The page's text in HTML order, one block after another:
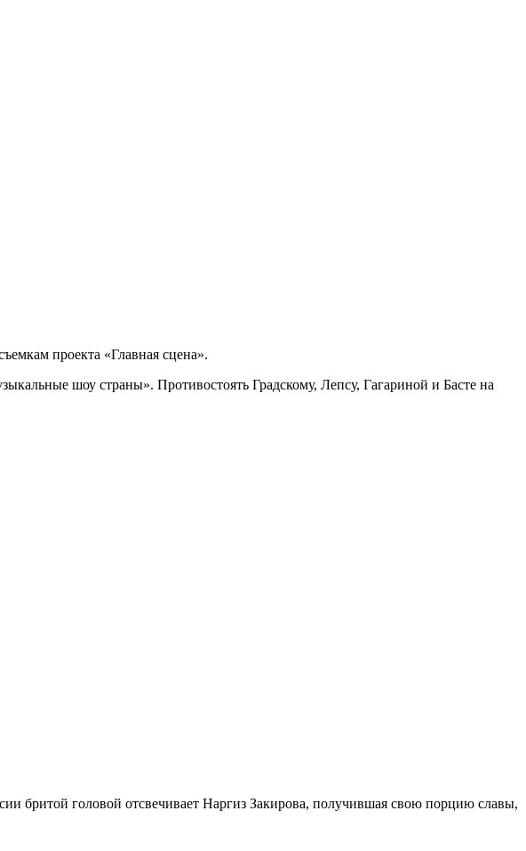
проекта «Главная сцена».
шоу страны». Противостоять Градскому, Лепсу, Гагариной и Басте на
бритой головой отсвечивает Наргиз Закирова, получившая свою порцию славы,